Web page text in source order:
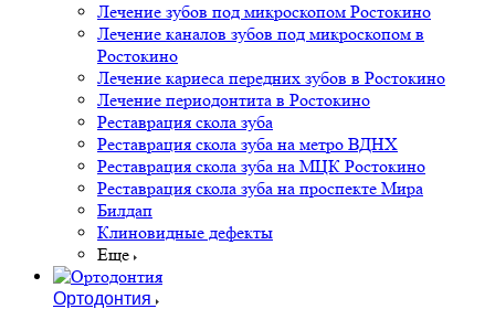
Лечение зубов под микроскопом Ростокино
Лечение каналов зубов под микроскопом в
Ростокино
Лечение кариеса передних зубов в Ростокино
Лечение периодонтита в Ростокино
Реставрация скола зуба
Реставрация скола зуба на метро ВДНХ
Реставрация скола зуба на МЦК Ростокино
Реставрация скола зуба на проспекте Мира
Билдап
Клиновидные дефекты
Еще
Ортодонтия